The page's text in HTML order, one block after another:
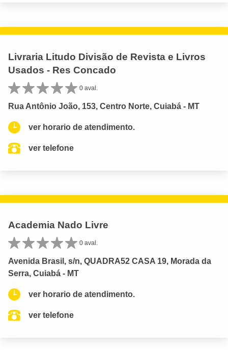
Livraria Litudo Divisão de Revista e Livros
Usados - Res Concado
0 aval.
Rua Antônio João, 153, Centro Norte, Cuiabá - MT
ver horario de atendimento.
ver telefone
Academia Nado Livre
0 aval.
Avenida Brasil, s/n, QUADRA52 CASA 19, Morada da
Serra, Cuiabá - MT
ver horario de atendimento.
ver telefone